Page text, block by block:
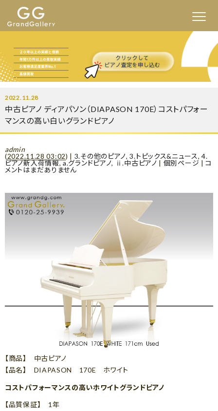
2022.11.28
中古ピアノ ディアパソン（DIAPASON 170E）コストパフォー
マンスの高い白いグランドピアノ
admin
(2022.11.28 03:02) | 3.その他のピアノ,3.トピックス&ニュース,4.
ピアノ新入荷情報,a.グランドピアノ, ⅱ.中古ピアノ | 個別ページ |コ
メントはまだありません
【商品】 中古ピアノ
【品名】 DIAPASON 170E ホワイト
コストパフォーマンスの高いホワイトグランドピアノ
【品質保証】 1年